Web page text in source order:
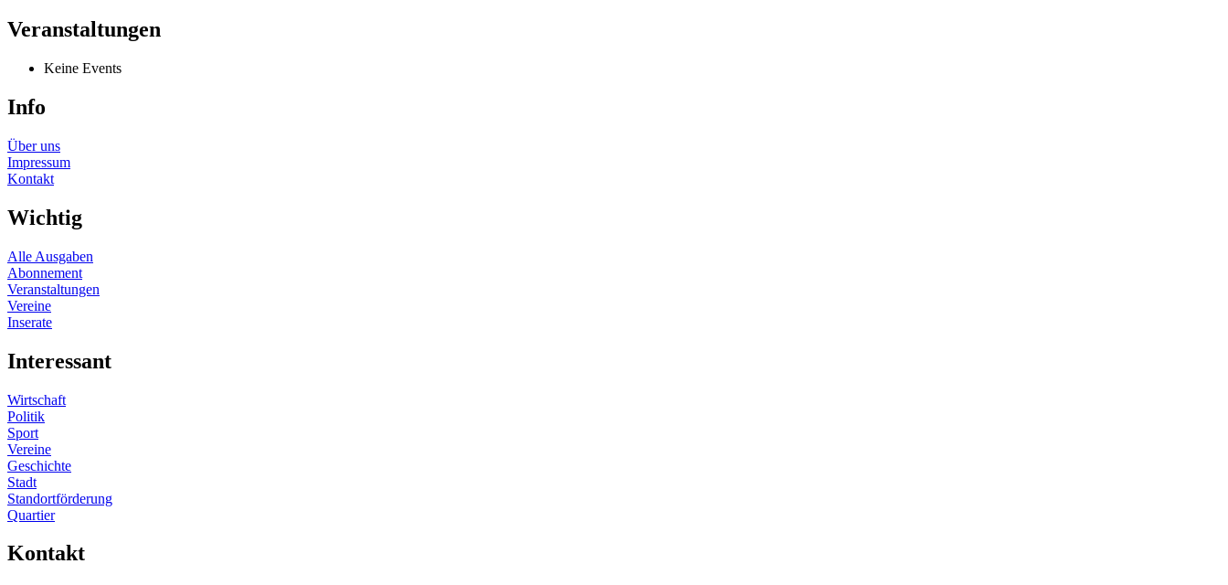
Veranstaltungen
Keine Events
Info
Über uns
Impressum
Kontakt
Wichtig
Alle Ausgaben
Abonnement
Veranstaltungen
Vereine
Inserate
Interessant
Wirtschaft
Politik
Sport
Vereine
Geschichte
Stadt
Standortförderung
Quartier
Kontakt